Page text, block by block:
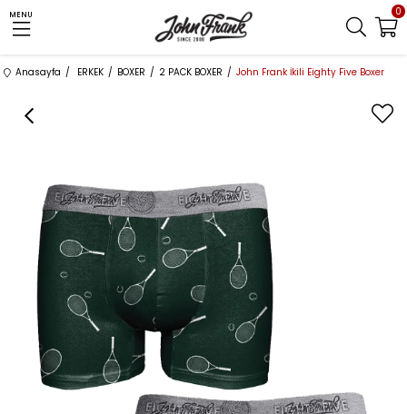
MENU 0
Anasayfa ERKEK BOXER 2 PACK BOXER John Frank İkili Eighty Five Boxer